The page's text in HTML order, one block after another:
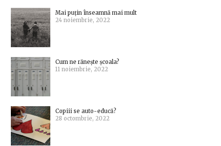
Mai puțin înseamnă mai mult
24 noiembrie, 2022
Cum ne rănește școala?
11 noiembrie, 2022
Copiii se auto-educă?
28 octombrie, 2022